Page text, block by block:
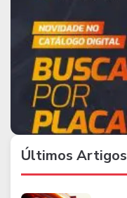
Últimos Artigos